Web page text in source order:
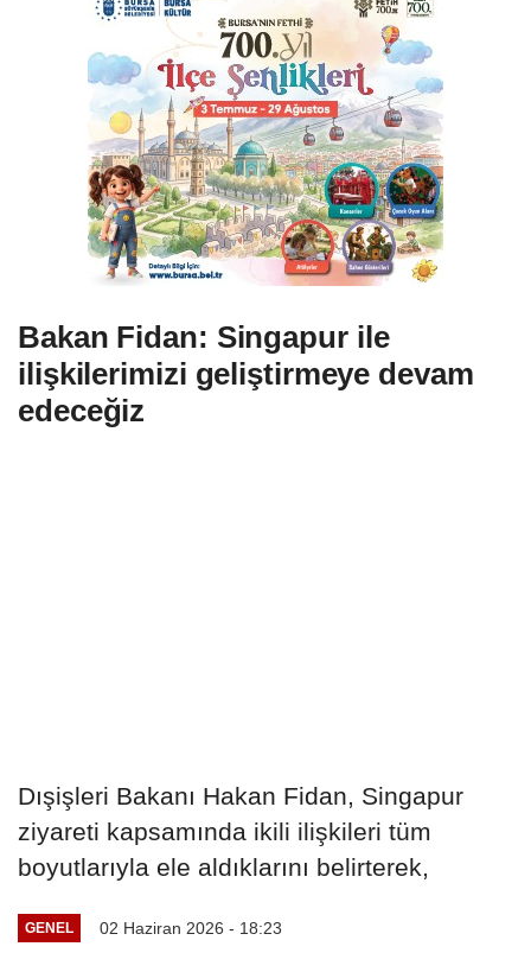
Bakan Fidan: Singapur ile
ilişkilerimizi geliştirmeye devam
edeceğiz
Dışişleri Bakanı Hakan Fidan, Singapur
ziyareti kapsamında ikili ilişkileri tüm
boyutlarıyla ele aldıklarını belirterek,
GENEL 02 Haziran 2026 - 18:23